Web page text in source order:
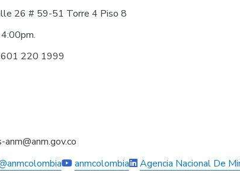
26 # 59-51 Torre 4 Piso 8
220 1999
anmcolombia Agencia Nacional De